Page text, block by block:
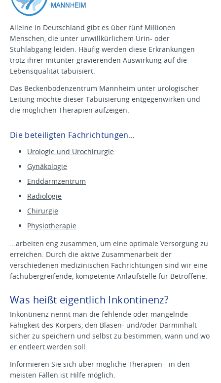
Alleine in Deutschland gibt es über fünf Millionen
Menschen, die unter unwillkürlichem Urin- oder
Stuhlabgang leiden. Häufig werden diese Erkrankungen
trotz ihrer mitunter gravierenden Auswirkung auf die
Lebensqualität tabuisiert.
Das Beckenbodenzentrum Mannheim unter urologischer
Leitung möchte dieser Tabuisierung entgegenwirken und
die möglichen Therapien aufzeigen.
Die beteiligten Fachrichtungen...
Urologie und Urochirurgie
Gynäkologie
Enddarmzentrum
Radiologie
Chirurgie
Physiotherapie
...arbeiten eng zusammen, um eine optimale Versorgung zu
erreichen. Durch die aktive Zusammenarbeit der
verschiedenen medizinischen Fachrichtungen sind wir eine
fachübergreifende, kompetente Anlaufstelle für Betroffene.
Was heißt eigentlich Inkontinenz?
Inkontinenz nennt man die fehlende oder mangelnde
Fähigkeit des Körpers, den Blasen- und/oder Darminhalt
sicher zu speichern und selbst zu bestimmen, wann und wo
er entleert werden soll.
Informieren Sie sich über mögliche Therapien - in den
meisten Fällen ist Hilfe möglich.